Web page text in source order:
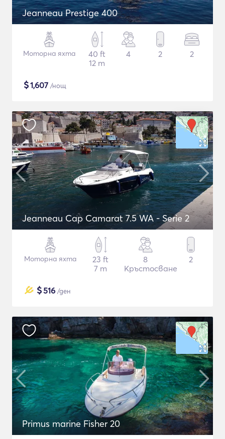
Jeanneau Prestige 400
Моторна яхта
40 ft
12 m
4 2 2
$1,607 /нощ
Jeanneau Cap Camarat 7.5 WA - Serie 2
Моторна яхта
23 ft
7 m
8
Кръстосване
2
$516 /ден
Primus marine Fisher 20